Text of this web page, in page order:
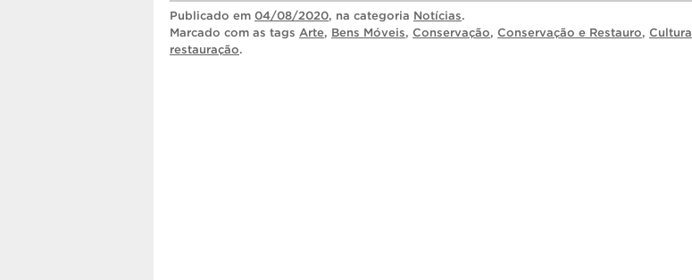
Publicado em 04/08/2020, na categoria Notícias.
Marcado com as tags Arte, Bens Móveis, Conservação, Conservação e Restauro, Cultura
restauração.